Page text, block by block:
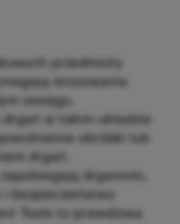
przedmioty
stosowania
zasięgu.
w takim układzie
obróbki lub
drgań.
drganiom,
bezpieczeństwo
Tools to prawdziwa